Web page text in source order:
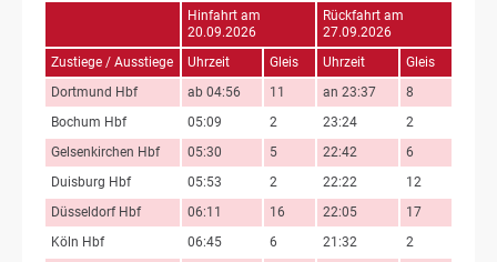
Hinfahrt am
20.09.2026
Rückfahrt am
27.09.2026
Zustiege / Ausstiege
Uhrzeit Gleis Uhrzeit
Gleis
Dortmund Hbf
ab 04:56 11 an 23:37
8
Bochum Hbf
05:09 2 23:24
2
Gelsenkirchen Hbf
05:30 5 22:42
6
Duisburg Hbf
05:53 2 22:22
12
Düsseldorf Hbf
06:11 16 22:05
17
Köln Hbf
06:45 6 21:32
2